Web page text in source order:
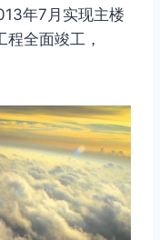
年7月实现主楼
全面竣工，